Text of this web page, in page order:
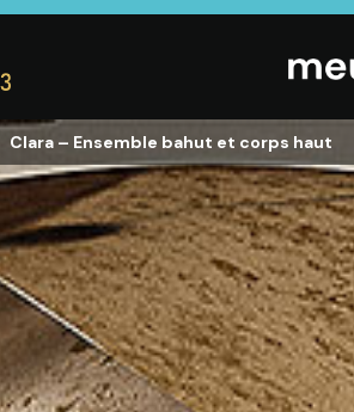
SÉJOUR
Enfilades,
Tables, Chaises,
Meubles TV,
Meubles de
complément
CHAMBRE
Dressings,
Armoires, Lits,
Chevets,
Commodes
Clara – Ensemble bahut et corps haut